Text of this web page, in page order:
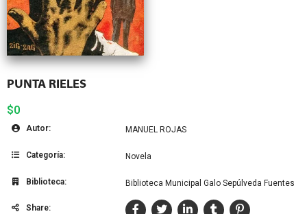
PUNTA RIELES
$0
Autor: MANUEL ROJAS
Categoría: Novela
Biblioteca: Biblioteca Municipal Galo Sepúlveda Fuentes
Share: